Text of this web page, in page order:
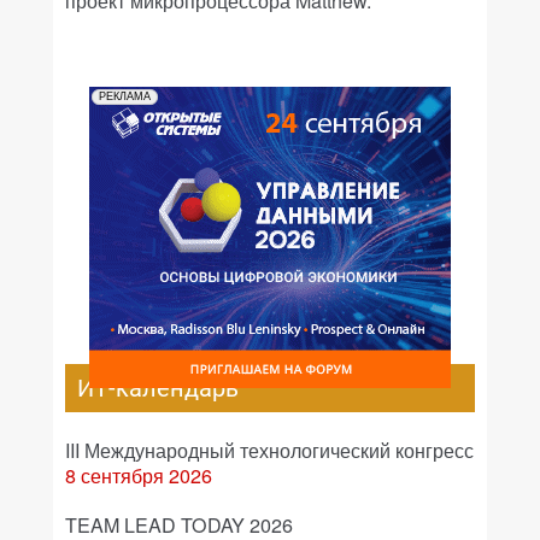
РЕКЛАМА
ИТ-календарь
III Международный технологический конгресс
8 сентября 2026
TEAM LEAD TODAY 2026